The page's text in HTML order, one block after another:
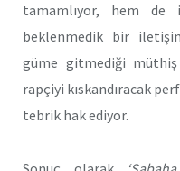
tamamlıyor, hem de
beklenmedik bir
güme gitmediği
rapçiyi kıskandıracak
tebrik hak ediyor.